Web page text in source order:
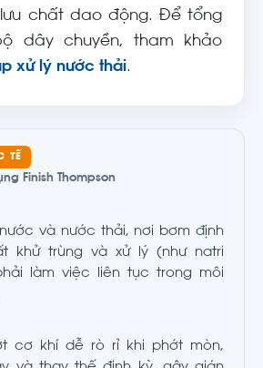
chất dao động. Để tổng
dây chuyền, tham khảo
xử lý nước thải.
TẾ
Finish Thompson
và nước thải, nơi bơm định
khử trùng và xử lý (như natri
làm việc liên tục trong môi
cơ khí dễ rò rỉ khi phớt mòn,